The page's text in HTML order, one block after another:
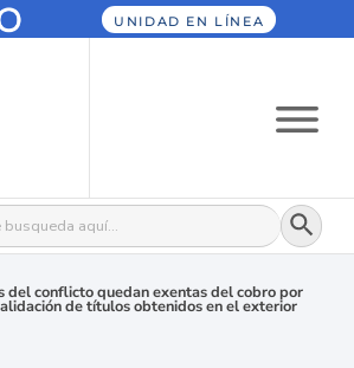
UNIDAD EN LÍNEA
Botón
del conflicto quedan exentas del cobro por
de títulos obtenidos en el exterior